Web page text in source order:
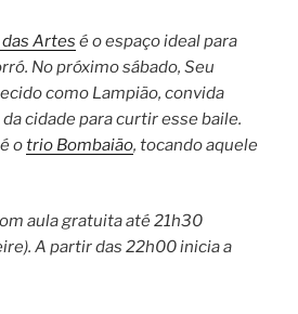
Artes é o espaço ideal para
No próximo sábado, Seu
como Lampião, convida
cidade para curtir esse baile.
otrio Bombaião, tocando aquele
aula gratuita até 21h30
A partir das 22h00 inicia a